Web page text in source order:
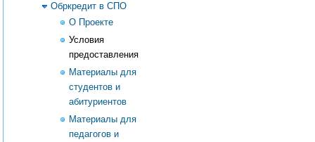
Обркредит в СПО
О Проекте
Условия
предоставления
Материалы для
студентов и
абитуриентов
Материалы для
педагогов и